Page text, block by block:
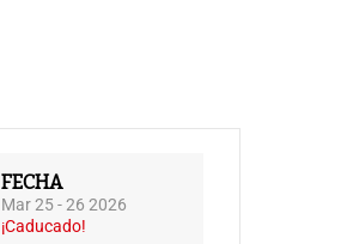
FECHA
Mar 25 - 26 2026
¡Caducado!